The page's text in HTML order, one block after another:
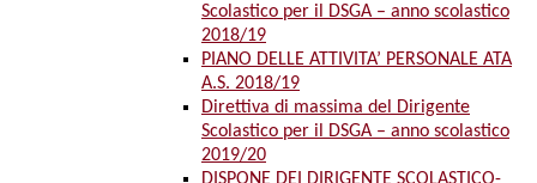
Scolastico per il DSGA – anno scolastico
2018/19
PIANO DELLE ATTIVITA’ PERSONALE ATA
A.S. 2018/19
Direttiva di massima del Dirigente
Scolastico per il DSGA – anno scolastico
2019/20